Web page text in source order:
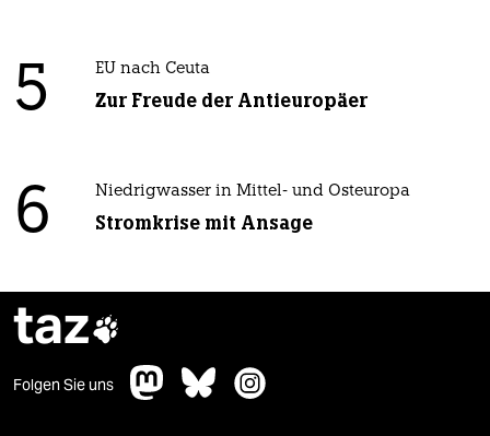
5 EU nach Ceuta
Zur Freude der Antieuropäer
6 Niedrigwasser in Mittel- und Osteuropa
Stromkrise mit Ansage
taz
Folgen Sie uns